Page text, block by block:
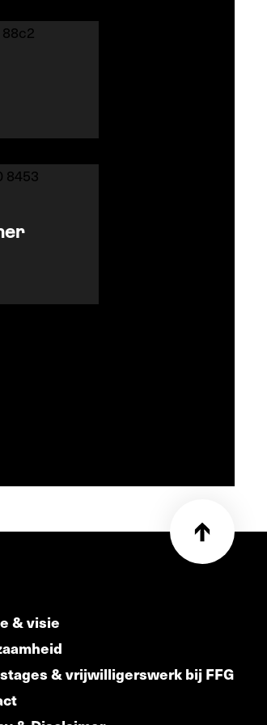
& visie
& vrijwilligerswerk bij FFG